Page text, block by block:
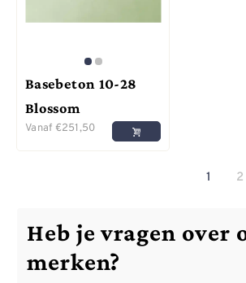
Basebeton 10-28
Blossom
Vanaf €251,50
1 2
Heb je vragen over
merken?